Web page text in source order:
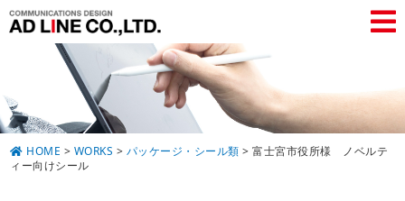
HOME > WORKS > パッケージ・シール類 >富士宮市役所様 ノベルテ
ィー向けシール